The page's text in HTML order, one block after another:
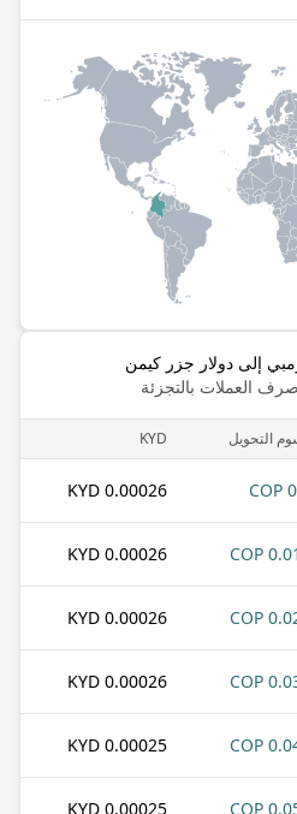
إلى دولار جزر كيمن
العملات بالتجزئة
التحويل KYD
0.00026 KYD
0.010
0.00026 KYD
0.020
0.00026 KYD
0.030
0.00026 KYD
0.040
0.00025 KYD
0.050
0.00025 KYD